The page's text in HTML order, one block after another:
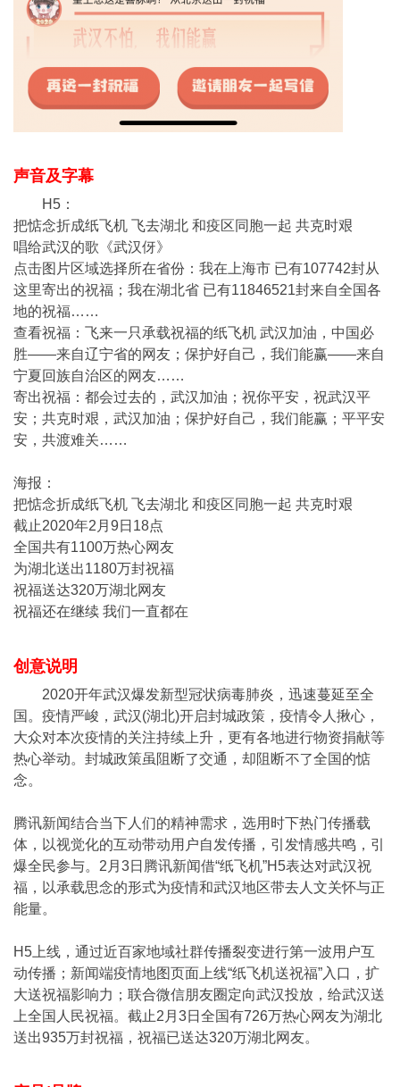
声音及字幕
H5：
把惦念折成纸飞机 飞去湖北 和疫区同胞一起 共克时艰
唱给武汉的歌《武汉伢》
点击图片区域选择所在省份：我在上海市 已有107742封从
这里寄出的祝福；我在湖北省 已有11846521封来自全国各
地的祝福……
查看祝福：飞来一只承载祝福的纸飞机 武汉加油，中国必
胜——来自辽宁省的网友；保护好自己，我们能赢——来自
宁夏回族自治区的网友……
寄出祝福：都会过去的，武汉加油；祝你平安，祝武汉平
安；共克时艰，武汉加油；保护好自己，我们能赢；平平安
安，共渡难关……
海报：
把惦念折成纸飞机 飞去湖北 和疫区同胞一起 共克时艰
截止2020年2月9日18点
全国共有1100万热心网友
为湖北送出1180万封祝福
祝福送达320万湖北网友
祝福还在继续 我们一直都在
创意说明
2020开年武汉爆发新型冠状病毒肺炎，迅速蔓延至全
国。疫情严峻，武汉(湖北)开启封城政策，疫情令人揪心，
大众对本次疫情的关注持续上升，更有各地进行物资捐献等
热心举动。封城政策虽阻断了交通，却阻断不了全国的惦
念。
腾讯新闻结合当下人们的精神需求，选用时下热门传播载
体，以视觉化的互动带动用户自发传播，引发情感共鸣，引
爆全民参与。2月3日腾讯新闻借“纸飞机”H5表达对武汉祝
福，以承载思念的形式为疫情和武汉地区带去人文关怀与正
能量。
H5上线，通过近百家地域社群传播裂变进行第一波用户互
动传播；新闻端疫情地图页面上线“纸飞机送祝福”入口，扩
大送祝福影响力；联合微信朋友圈定向武汉投放，给武汉送
上全国人民祝福。截止2月3日全国有726万热心网友为湖北
送出935万封祝福，祝福已送达320万湖北网友。